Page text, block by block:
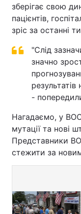
зберігає свою
пацієнтів,
зріс за останні
"Слід
значно
-
Нагадаємо, у
мутації та нові
Представники
стежити за